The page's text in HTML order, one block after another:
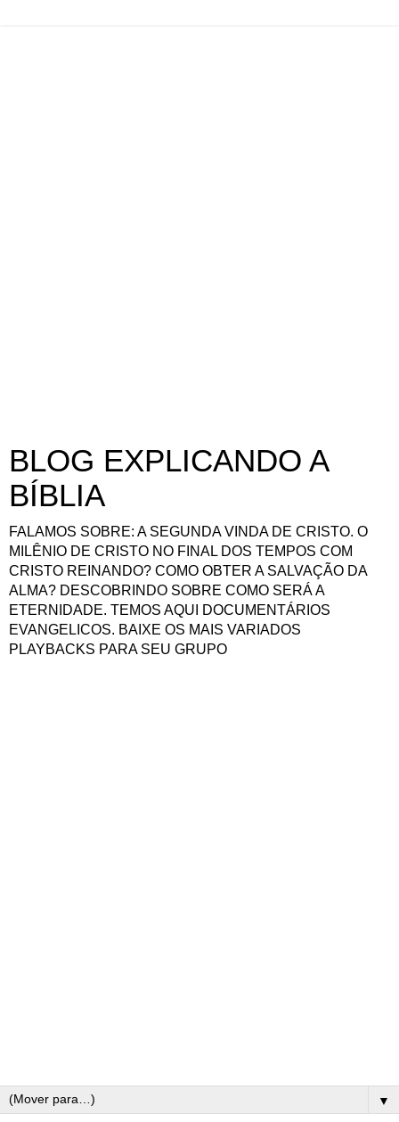
BLOG EXPLICANDO A
BÍBLIA
FALAMOS SOBRE: A SEGUNDA VINDA DE CRISTO. O
MILÊNIO DE CRISTO NO FINAL DOS TEMPOS COM
CRISTO REINANDO? COMO OBTER A SALVAÇÃO DA
ALMA? DESCOBRINDO SOBRE COMO SERÁ A
ETERNIDADE. TEMOS AQUI DOCUMENTÁRIOS
EVANGELICOS. BAIXE OS MAIS VARIADOS
PLAYBACKS PARA SEU GRUPO
▼